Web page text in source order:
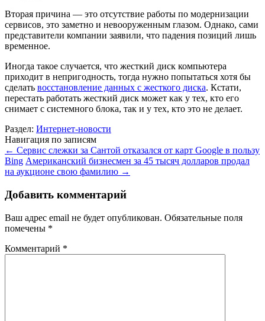
Вторая причина — это отсутствие работы по модернизации
сервисов, это заметно и невооруженным глазом. Однако, сами
представители компании заявили, что падения позиций лишь
временное.
Иногда такое случается, что жесткий диск компьютера
приходит в непригодность, тогда нужно попытаться хотя бы
сделать восстановление данных с жесткого диска. Кстати,
перестать работать жесткий диск может как у тех, кто его
снимает с системного блока, так и у тех, кто это не делает.
Раздел: Интернет-новости
Навигация по записям
← Сервис слежки за Сантой отказался от карт Google в пользу
Bing Американский бизнесмен за 45 тысяч долларов продал
на аукционе свою фамилию →
Добавить комментарий
Ваш адрес email не будет опубликован. Обязательные поля
помечены *
Комментарий *